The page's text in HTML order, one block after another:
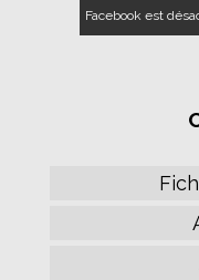
Facebook est